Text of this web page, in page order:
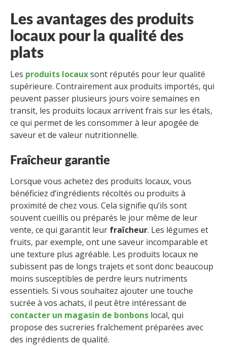
Les avantages des produits
locaux pour la qualité des
plats
Les produits locauxsont réputés pour leur qualité
supérieure. Contrairement aux produits importés, qui
peuvent passer plusieurs jours voire semaines en
transit, les produits locaux arrivent frais sur les étals,
ce qui permet de les consommer à leur apogée de
saveur et de valeur nutritionnelle.
Fraîcheur garantie
Lorsque vous achetez des produits locaux, vous
bénéficiez d’ingrédients récoltés ou produits à
proximité de chez vous. Cela signifie qu’ils sont
souvent cueillis ou préparés le jour même de leur
vente, ce qui garantit leur fraîcheur. Les légumes et
fruits, par exemple, ont une saveur incomparable et
une texture plus agréable. Les produits locaux ne
subissent pas de longs trajets et sont donc beaucoup
moins susceptibles de perdre leurs nutriments
essentiels. Si vous souhaitez ajouter une touche
sucrée à vos achats, il peut être intéressant de
contacter un magasin de bonbons local, qui
propose des sucreries fraîchement préparées avec
des ingrédients de qualité.